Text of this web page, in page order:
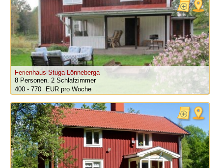
Ferienhaus Stuga Lönneberga
8 Personen. 2 Schlafzimmer
400 - 770
pro Woche